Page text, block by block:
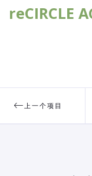
reCIRCLE
上一个项目